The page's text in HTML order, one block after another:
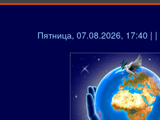
Пятница, 07.08.2026, 17:40 | |